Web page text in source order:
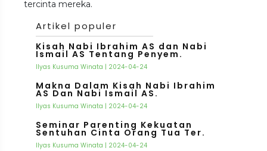
tercinta mereka.
Artikel populer
Kisah Nabi Ibrahim AS dan Nabi
Ismail AS Tentang Penyem.
Ilyas Kusuma Winata | 2024-04-24
Makna Dalam Kisah Nabi Ibrahim
AS Dan Nabi Ismail AS.
Ilyas Kusuma Winata | 2024-04-24
Seminar Parenting Kekuatan
Sentuhan Cinta Orang Tua Ter.
Ilyas Kusuma Winata | 2024-04-24